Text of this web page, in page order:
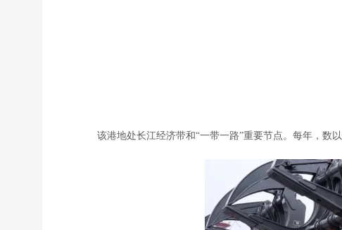
该港地处长江经济带和“一带一路”重要节点。每年，数